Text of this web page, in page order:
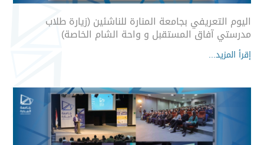
اليوم التعريفي بجامعة المنارة للناشئين (زيارة طلاب
مدرستي آفاق المستقبل و واحة الشام الخاصة)
إقرأ المزيد...